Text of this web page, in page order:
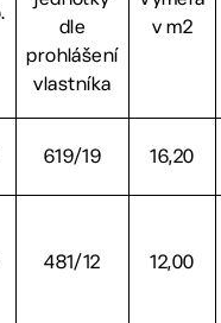
dle
prohlášení
vlastníka
v m2
619/19 16,20
481/12 12,00